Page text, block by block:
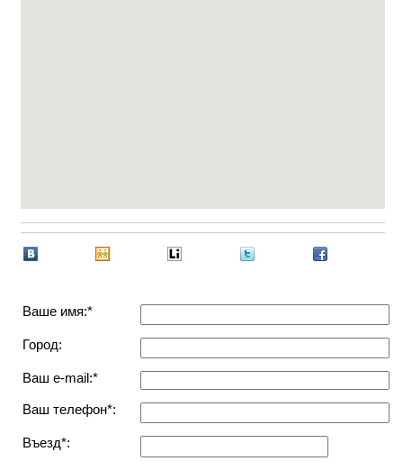
Ваше имя:*
Город:
Ваш e-mail:*
Ваш телефон*:
Въезд*: